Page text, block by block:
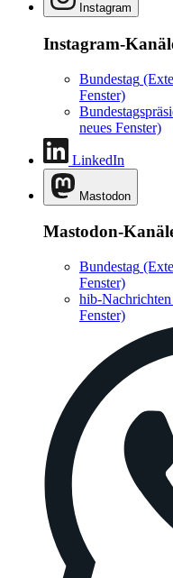
Instagram
Instagram-
Bundestag
Fenster)
neues Fenster)
LinkedIn
Mastodon
Mastodon-
Bundestag
Fenster)
hib-Nachrichten
Fenster)